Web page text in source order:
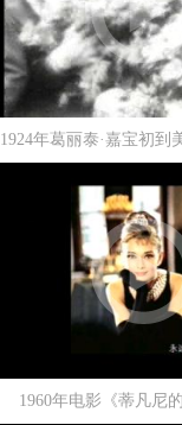
1924年葛丽泰·嘉宝初到
成名后的黑白影
1960年电影《蒂凡尼